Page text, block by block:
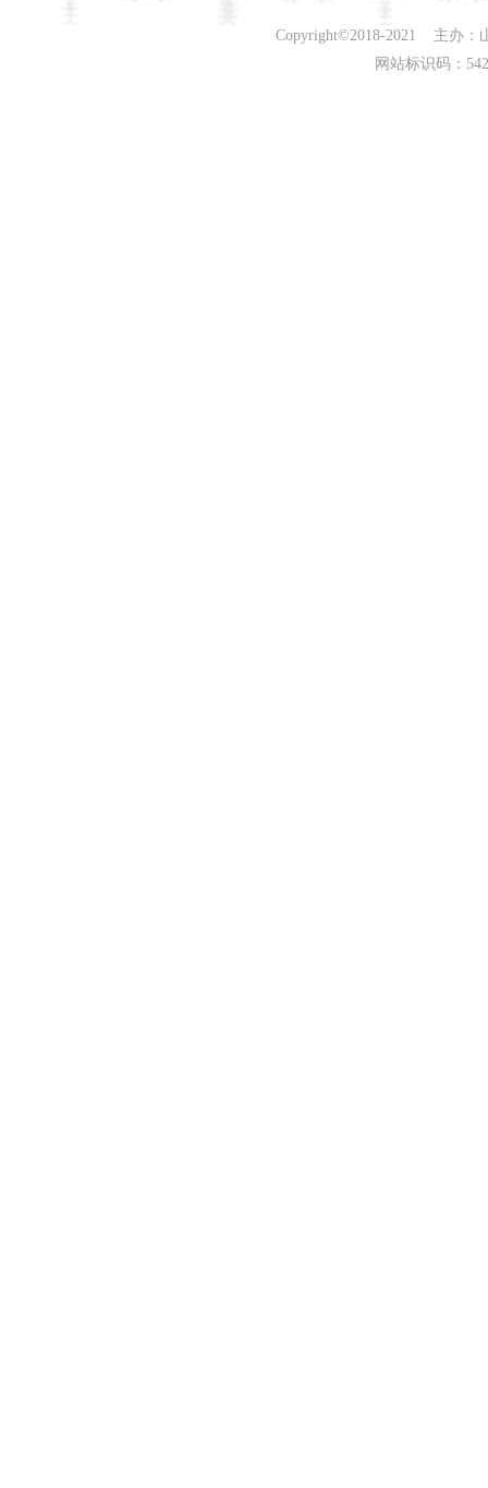
Copyright©2018-2021 主办：
网站标识码：